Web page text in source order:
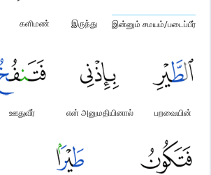
இன்னும் சமயம்/படைப்பீர்
இருந்து
களிமண்
பறவையின்
என் அனுமதியினால்
ஊதுவீர்